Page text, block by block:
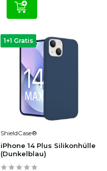
1+1 Gratis
ShieldCase®
iPhone 14 Plus Silikonhülle
(Dunkelblau)